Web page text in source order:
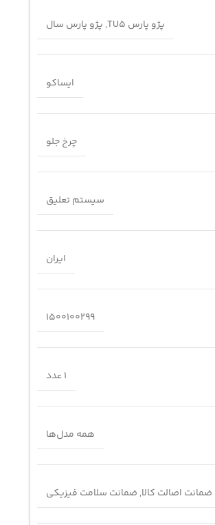
پژو پارس TU5 , پژو پارس سال
ایساکو
چرخ جلو
سیستم تعلیق
ایران
1500100299
1 عدد
همه مدل‌ها
ضمانت اصالت کالا, ضمانت سلامت فیزیکی